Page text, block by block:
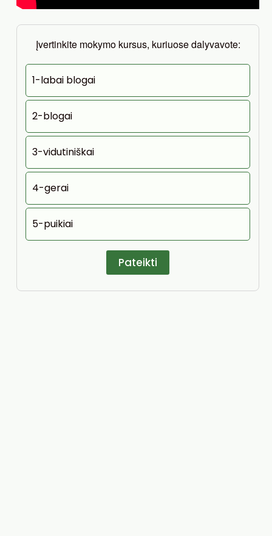
Įvertinkite mokymo kursus, kuriuose dalyvavote:
1-labai blogai
2-blogai
3-vidutiniškai
4-gerai
5-puikiai